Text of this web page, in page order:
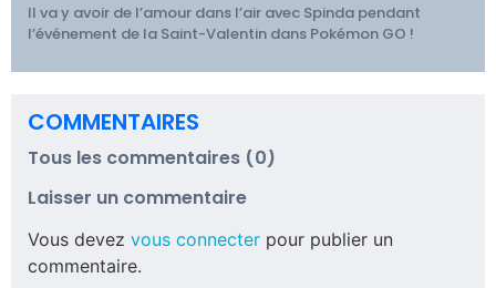
Il va y avoir de l’amour dans l’air avec Spinda pendant
l’événement de la Saint-Valentin dans Pokémon GO !
COMMENTAIRES
Tous les commentaires (0)
Laisser un commentaire
Vous devez vous connecter pour publier un
commentaire.